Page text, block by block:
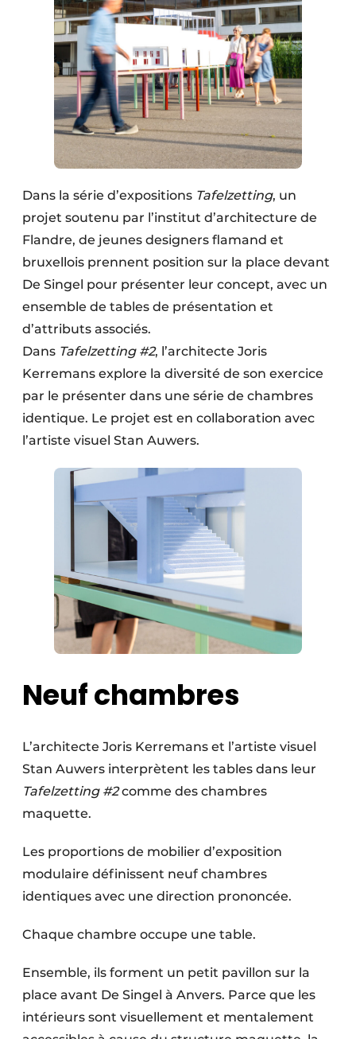
Dans la série d’expositions Tafelzetting, un
projet soutenu par l’institut d’architecture de
Flandre, de jeunes designers flamand et
bruxellois prennent position sur la place devant
De Singel pour présenter leur concept, avec un
ensemble de tables de présentation et
d’attributs associés.
Dans Tafelzetting #2, l’architecte Joris
Kerremans explore la diversité de son exercice
par le présenter dans une série de chambres
identique. Le projet est en collaboration avec
l’artiste visuel Stan Auwers.
Neuf chambres
L’architecte Joris Kerremans et l’artiste visuel
Stan Auwers interprètent les tables dans leur
Tafelzetting #2comme des chambres
maquette.
Les proportions de mobilier d’exposition
modulaire définissent neuf chambres
identiques avec une direction prononcée.
Chaque chambre occupe une table.
Ensemble, ils forment un petit pavillon sur la
place avant De Singel à Anvers. Parce que les
intérieurs sont visuellement et mentalement